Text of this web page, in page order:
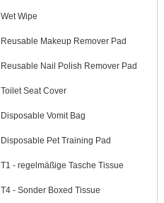
Wet Wipe
Reusable Makeup Remover Pad
Reusable Nail Polish Remover Pad
Toilet Seat Cover
Disposable Vomit Bag
Disposable Pet Training Pad
T1 - regelmäßige Tasche Tissue
T4 - Sonder Boxed Tissue